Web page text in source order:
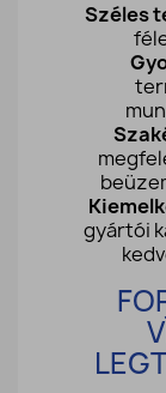
Széles
gyártói